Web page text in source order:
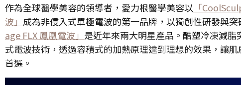
作為全球醫學美容的領導者，愛力根醫學美容以 「
波」 成為非侵入式單極電波的第一品牌，以獨創性研發與
age FLX 鳳凰電波」 是近年來兩大明星產品。酷塑冷凍減
式電波技術，透過容積式的加熱原理達到理想的效果，讓
首選。